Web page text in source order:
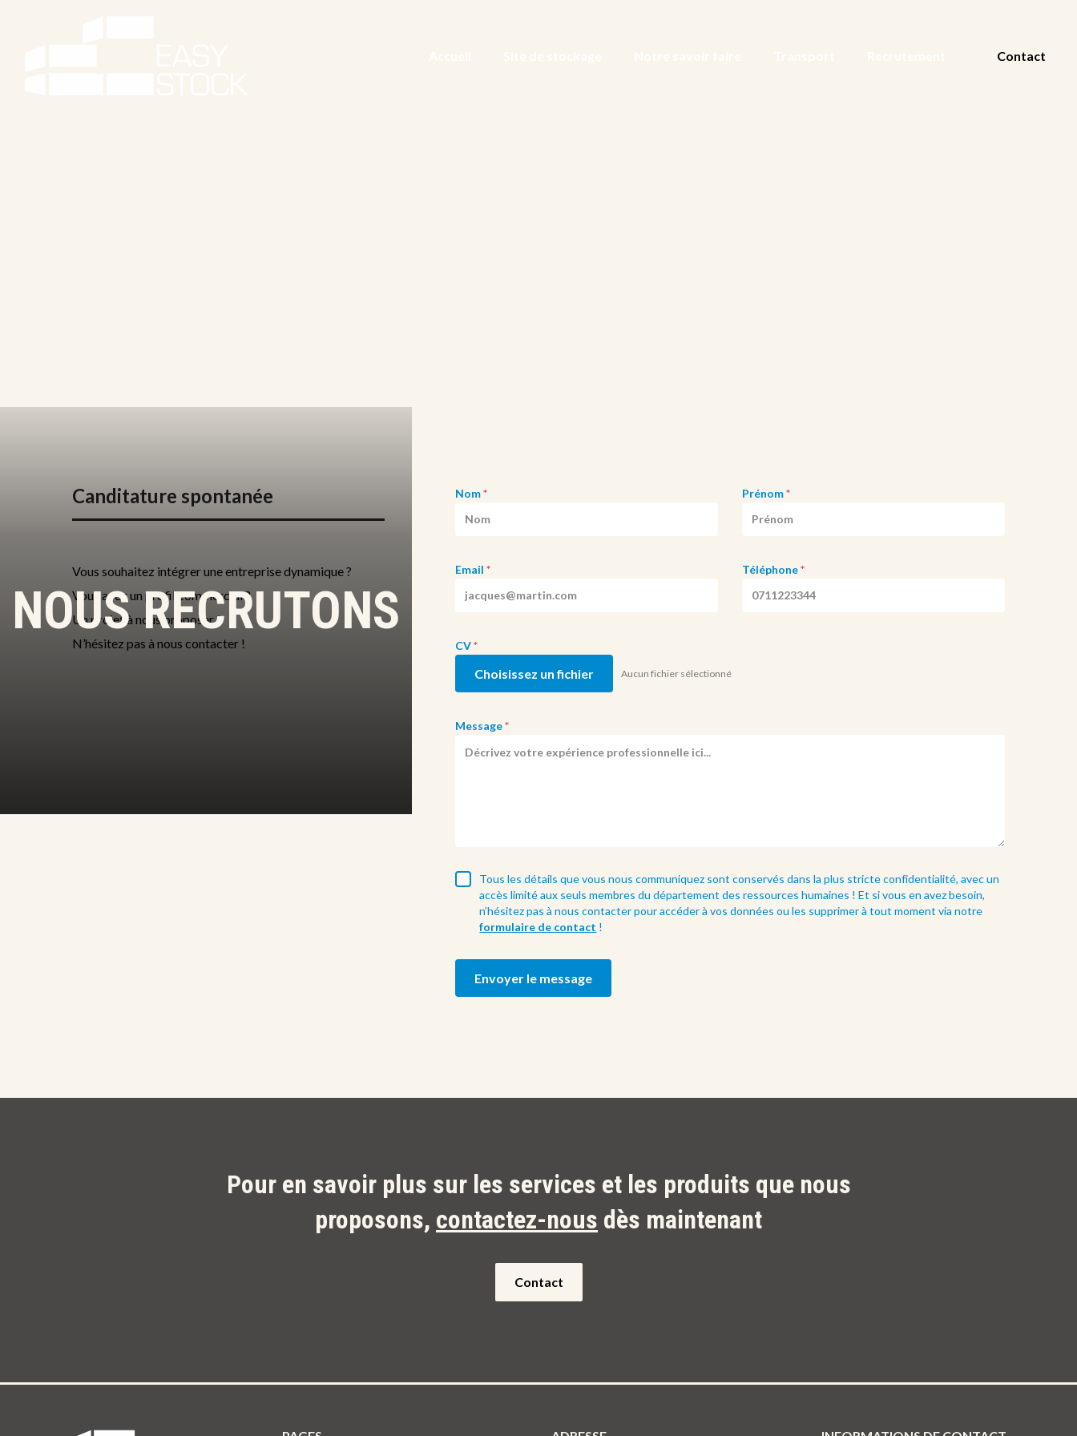
Contact
NOUS RECRUTONS
Canditature spontanée
Vous souhaitez intégrer une entreprise dynamique ?
Vous avez un profil commercial ?
Un projet à nous proposer ?
N’hésitez pas à nous contacter !
Nom* Prénom*
Email* Téléphone*
CV*
Choisissez un fichier Aucun fichier sélectionné
Message*
Tous les détails que vous nous communiquez sont conservés dans la plus stricte confidentialité, avec un
accès limité aux seuls membres du département des ressources humaines ! Et si vous en avez besoin,
n’hésitez pas à nous contacter pour accéder à vos données ou les supprimer à tout moment via notre
formulaire de contact !
Envoyer le message
Pour en savoir plus sur les services et les produits que nous
proposons, contactez-nous dès maintenant
Contact